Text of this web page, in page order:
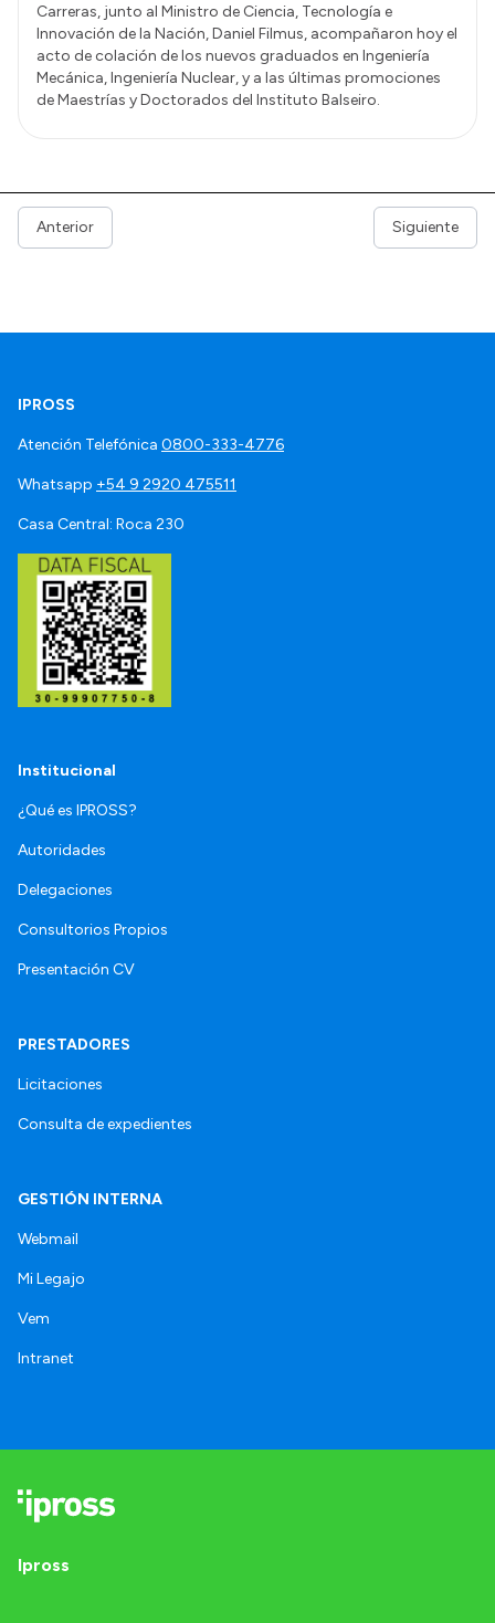
Carreras, junto al Ministro de Ciencia, Tecnología e
Innovación de la Nación, Daniel Filmus, acompañaron hoy el
acto de colación de los nuevos graduados en Ingeniería
Mecánica, Ingeniería Nuclear, y a las últimas promociones
de Maestrías y Doctorados del Instituto Balseiro.
Anterior Siguiente
IPROSS
Atención Telefónica 0800-333-4776
Whatsapp +54 9 2920 475511
Casa Central: Roca 230
Institucional
¿Qué es IPROSS?
Autoridades
Delegaciones
Consultorios Propios
Presentación CV
PRESTADORES
Licitaciones
Consulta de expedientes
GESTIÓN INTERNA
Webmail
Mi Legajo
Vem
Intranet
Ipross